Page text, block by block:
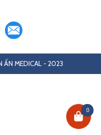
MEDICAL - 2023
0